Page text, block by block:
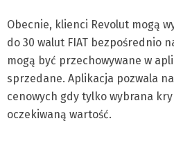
Obecnie, klienci Revolut mogą
do 30 walut FIAT bezpośrednio
mogą być przechowywane w
sprzedane. Aplikacja pozwala
cenowych gdy tylko wybrana
oczekiwaną wartość.